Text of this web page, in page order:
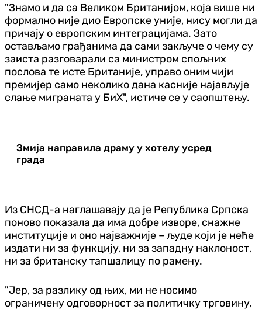
"Знамо и да са Великом Британијом, која више ни
формално није дио Европске уније, нису могли да
причају о европским интеграцијама. Зато
остављамо грађанима да сами закључе о чему су
заиста разговарали са министром спољних
послова те исте Британије, управо оним чији
премијер само неколико дана касније најављује
слање миграната у БиХ", истиче се у саопштењу.
Змија направила драму у хотелу усред
града
Из СНСД-а наглашавају да је Република Српска
поново показала да има добре изворе, снажне
институције и оно најважније – људе који је неће
издати ни за функцију, ни за западну наклоност,
ни за британску тапшалицу по рамену.
"Јер, за разлику од њих, ми не носимо
ограничену одговорност за политичку трговину,